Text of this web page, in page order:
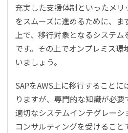
充実した支援体制といったメ
をスムーズに進めるために、
上で、移行対象となるシステ
です。その上でオンプレミス
いましょう。
SAPをAWS上に移行すること
りますが、専門的な知識が必要
適切なシステムインテグレーシ
コンサルティングを受けること